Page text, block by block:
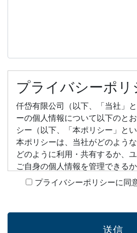
プライバシーポリ
仟岱有限公司（以下、「当社」
ーの個人情報について以下のと
シー（以下、「本ポリシー」と
本ポリシーは、当社がどのよう
どのように利用・共有するか、
ご自身の個人情報を管理できる
す。
法人名：仟岱有限公司
プライバシーポリシーに同